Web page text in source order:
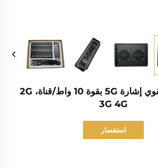
BaiFang مقوي إشارة 5G بقوة 10 واط/قناة، 2G
3G 4G
استفسار